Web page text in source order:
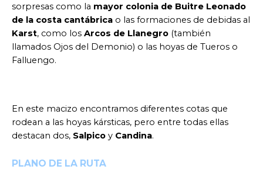
sorpresas como la mayor colonia de Buitre Leonado
de la costa cantábrica o las formaciones de debidas al
Karst, como los Arcos de Llanegro (también
llamados Ojos del Demonio) o las hoyas de Tueros o
Falluengo.
En este macizo encontramos diferentes cotas que
rodean a las hoyas kársticas, pero entre todas ellas
destacan dos, Salpico y Candina.
PLANO DE LA RUTA